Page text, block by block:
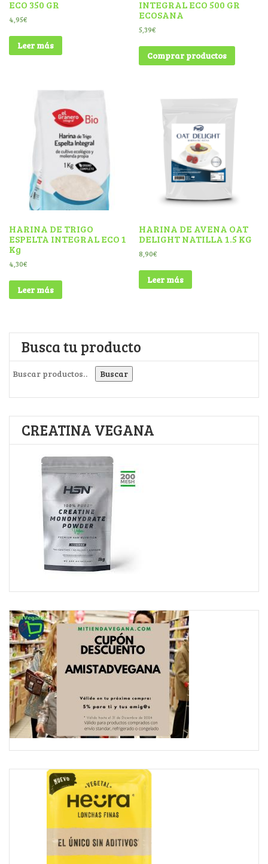
ECO 350 GR
4,95€
Leer más
INTEGRAL ECO 500 GR
ECOSANA
5,39€
Comprar productos
HARINA DE TRIGO
ESPELTA INTEGRAL ECO 1
Kg
4,30€
Leer más
HARINA DE AVENA OAT
DELIGHT NATILLA 1.5 KG
8,90€
Leer más
Busca tu producto
Buscar
CREATINA VEGANA